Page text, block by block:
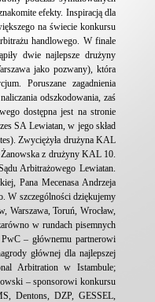
efekty. Inspiracją dla
na świecie konkursu
handlowego. W finale
dwie najlepsze drużyny
jako pozwany), która
Poruszane zagadnienia
odszkodowania, zaś
dostępna jest na stronie
SA Lewiatan, w jego skład
Zwyciężyła drużyna KAL
Żanowska z drużyny KAL 10.
Arbitrażowego Lewiatan.
Pana Mecenasa Andrzeja
W szczególności dziękujemy
Toruń, Wrocław,
w rundach pisemnych
– głównemu partnerowi
głównej dla najlepszej
Arbitration w Istambule;
– sponsorowi konkursu
Dentons, DZP, GESSEL,